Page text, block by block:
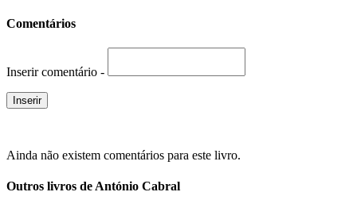
Comentários
Inserir comentário -
Ainda não existem comentários para este livro.
Outros livros de António Cabral